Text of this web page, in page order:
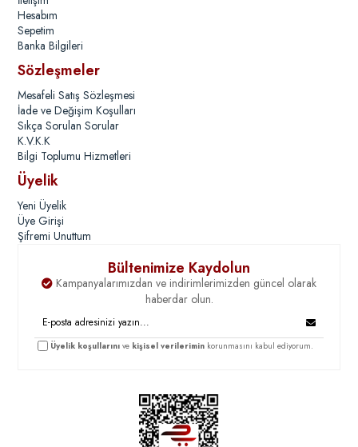
Hesabım
Sepetim
Banka Bilgileri
Sözleşmeler
Mesafeli Satış Sözleşmesi
İade ve Değişim Koşulları
Sıkça Sorulan Sorular
K.V.K.K
Bilgi Toplumu Hizmetleri
Üyelik
Yeni Üyelik
Üye Girişi
Şifremi Unuttum
Bültenimize Kaydolun
Kampanyalarımızdan ve indirimlerimizden güncel olarak
haberdar olun.
Üyelik koşullarını ve kişisel verilerimin korunmasını kabul ediyorum.